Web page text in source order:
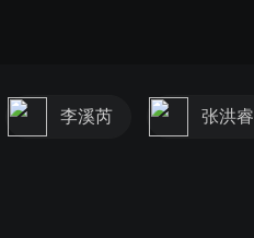
李溪芮 张洪睿